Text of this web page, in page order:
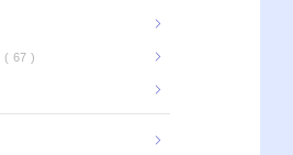
67